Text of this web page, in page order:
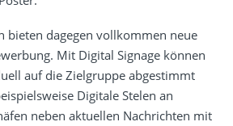
bieten dagegen vollkommen neue
Mit Digital Signage können
auf die Zielgruppe abgestimmt
Digitale Stelen an
neben aktuellen Nachrichten mit